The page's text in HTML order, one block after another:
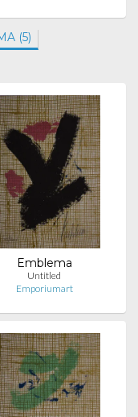
(5)
Emblema
Untitled
Emporiumart